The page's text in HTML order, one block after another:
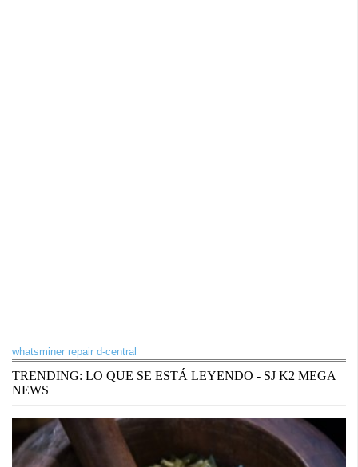
whatsminer repair d-central
TRENDING: LO QUE SE ESTÁ LEYENDO - SJ K2 MEGA
NEWS